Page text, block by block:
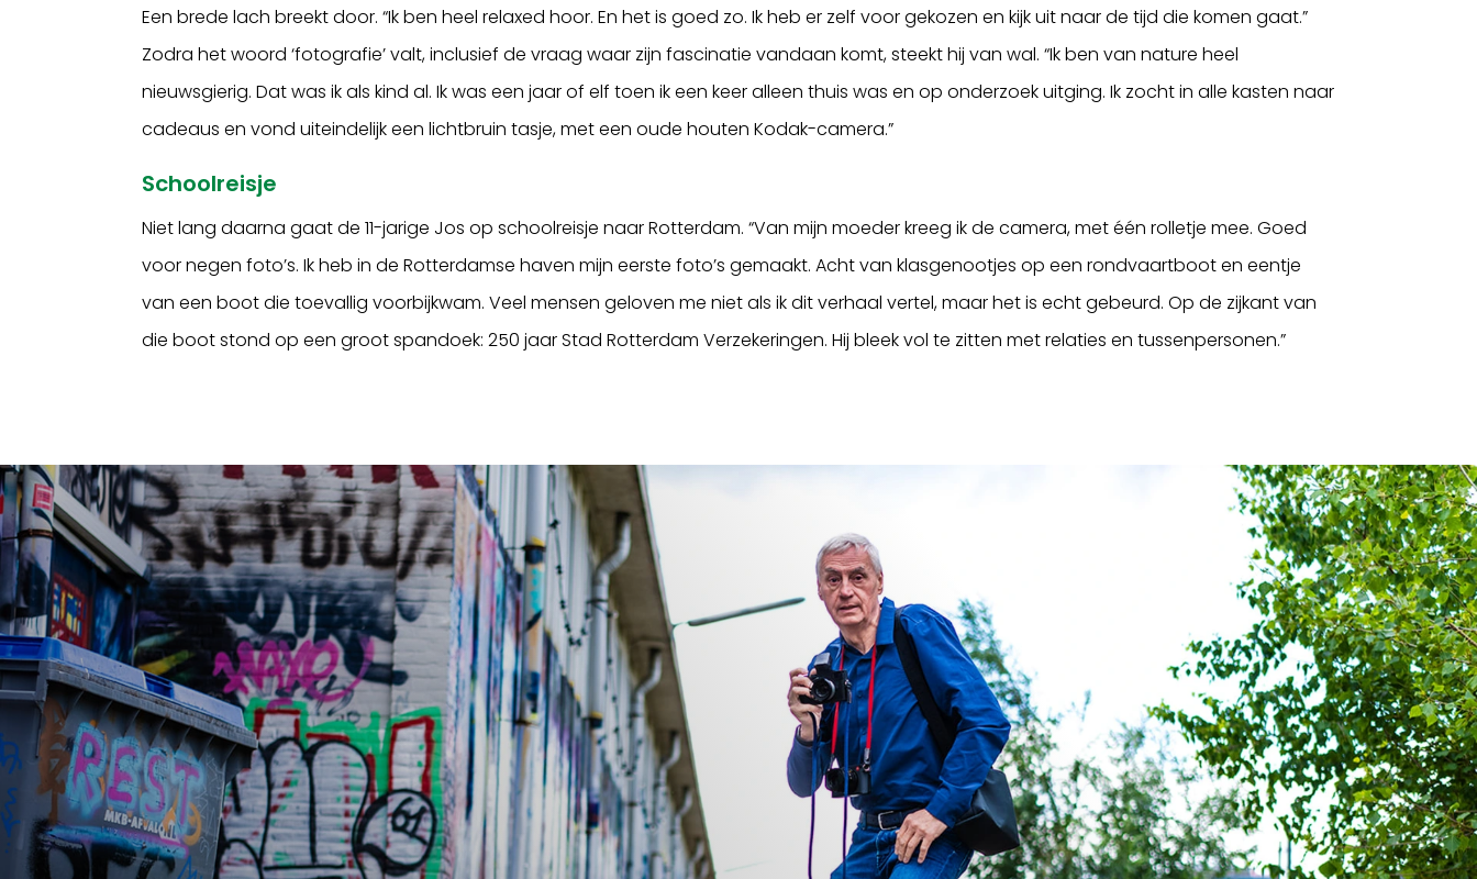
Een brede lach breekt door. “Ik ben heel relaxed hoor. En het is goed zo. Ik heb er zelf voor gekozen en kijk uit naar de tijd die komen gaat.”
Zodra het woord ‘fotografie’ valt, inclusief de vraag waar zijn fascinatie vandaan komt, steekt hij van wal. “Ik ben van nature heel
nieuwsgierig. Dat was ik als kind al. Ik was een jaar of elf toen ik een keer alleen thuis was en op onderzoek uitging. Ik zocht in alle kasten naar
cadeaus en vond uiteindelijk een lichtbruin tasje, met een oude houten Kodak-camera.”
Schoolreisje
Niet lang daarna gaat de 11-jarige Jos op schoolreisje naar Rotterdam. “Van mijn moeder kreeg ik de camera, met één rolletje mee. Goed
voor negen foto’s. Ik heb in de Rotterdamse haven mijn eerste foto’s gemaakt. Acht van klasgenootjes op een rondvaartboot en eentje
van een boot die toevallig voorbijkwam. Veel mensen geloven me niet als ik dit verhaal vertel, maar het is echt gebeurd. Op de zijkant van
die boot stond op een groot spandoek: 250 jaar Stad Rotterdam Verzekeringen. Hij bleek vol te zitten met relaties en tussenpersonen.”